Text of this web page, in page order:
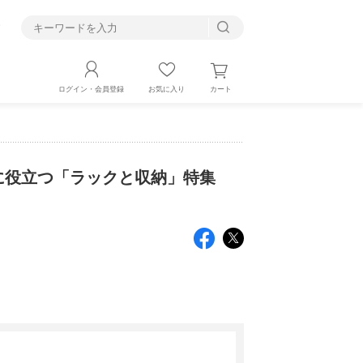
ログイン・会員登録 お気に入り カート
立つ「ラックと収納」特集